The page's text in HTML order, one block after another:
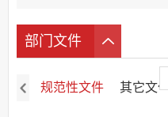
部门文件
规范性文件 其它文